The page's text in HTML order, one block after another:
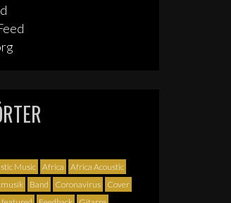
Music Africa
Africa Acoustic
Band Coronavirus
Cover